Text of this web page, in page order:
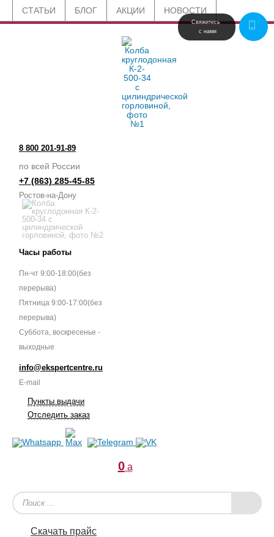
СТАТЬИ БЛОГ АКЦИИ НОВОСТИ
8 800 201-91-89
по всей России
+7 (863) 285-45-85
Ростов-на-Дону
Часы работы
Пн-чт 9:00-18:00(без
перерыва)
Пятница 9:00-17:00(без
перерыва)
Суббота, воскресенье -
выходные
info@ekspertcentre.ru
E-mail
Пункты выдачи
Отследить заказ
0 a
Скачать прайс
Свяжитесь
с нами